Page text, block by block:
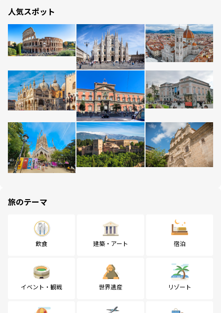
人気スポット
旅のテーマ
飲食 建築・アート 宿泊
イベント・観戦 世界遺産 リゾート